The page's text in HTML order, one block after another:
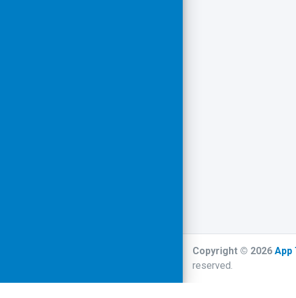
Copyright © 2026 App
reserved.